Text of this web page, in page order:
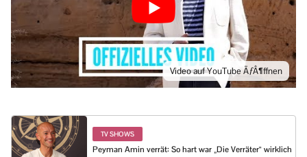
Video auf YouTube ÃƒÂ¶ffnen
TV SHOWS
Peyman Amin verrät: So hart war „Die Verräter“ wirklich